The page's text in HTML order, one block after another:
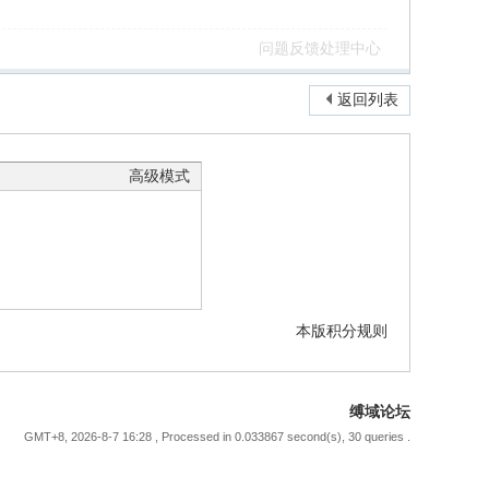
问题反馈处理中心
返回列表
高级模式
本版积分规则
缚域论坛
GMT+8, 2026-8-7 16:28 , Processed in 0.033867 second(s), 30 queries .